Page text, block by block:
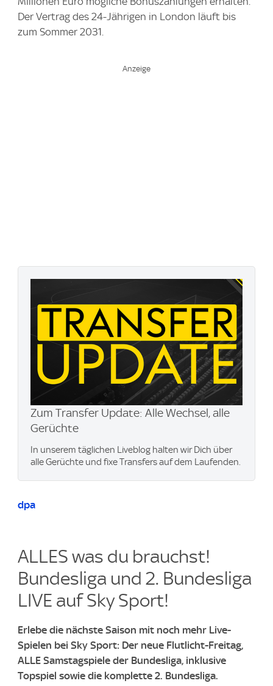
Der Vertrag des 24-Jährigen in London läuft bis
zum Sommer 2031.
Zum Transfer Update: Alle Wechsel, alle
Gerüchte
In unserem täglichen Liveblog halten wir Dich über
alle Gerüchte und fixe Transfers auf dem Laufenden.
dpa
ALLES was du brauchst!
Bundesliga und 2. Bundesliga
LIVE auf Sky Sport!​
Erlebe die nächste Saison mit noch mehr Live-
Spielen bei Sky Sport: Der neue Flutlicht-Freitag,
ALLE Samstagspiele der Bundesliga, inklusive
Topspiel sowie die komplette 2. Bundesliga.